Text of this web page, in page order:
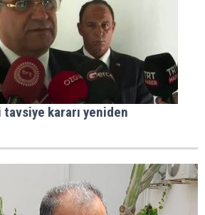
tavsiye kararı yeniden